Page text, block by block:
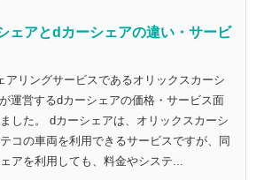
ェアとdカーシェアの違い・サービ
アリングサービスであるオリックスカーシ
運営するdカーシェアの価格・サービス面
した。 dカーシェアは、オリックスカーシ
コの車両を利用できるサービスですが、同
アを利用しても、料金やシステ...